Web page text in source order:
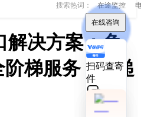
在线咨询
扫码查寄
件
技术对接
搜索热词： 在途监控
解决方案：免
梯服务- 快递
在线咨询
扫码查寄
件
技术对接